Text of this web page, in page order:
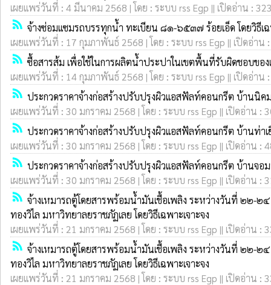
เผยแพร่วันที่ : 4 มีนาคม 2568 | โดย : ระบบ rss Egp || เปิดอ่าน :
rss_feed จ้างซ่อมแซมรถบรรทุกน้ำ ทะเบียน ๘๑-๖๕๓๗ ร้อยเอ็ด โดยวิธีเฉ
เผยแพร่วันที่ : 17 กุมภาพันธ์ 2568 | โดย : ระบบ rss Egp || เปิดอ่าน
rss_feed ซื้อสารส้ม เพื่อใช้ในการผลิตน้ำประปาในเขตพื้นที่รับผิดชอบของ
เผยแพร่วันที่ : 14 กุมภาพันธ์ 2568 | โดย : ระบบ rss Egp || เปิดอ่าน
rss_feed ประกวดราคาจ้างก่อสร้างปรับปรุงผิวแอสฟัลท์คอนกรีต บ้านนิ
เผยแพร่วันที่ : 30 มกราคม 2568 | โดย : ระบบ rss Egp || เปิดอ่าน :
rss_feed ประกวดราคาจ้างก่อสร้างปรับปรุงผิวแอสฟัลท์คอนกรีต บ้านท่า
เผยแพร่วันที่ : 30 มกราคม 2568 | โดย : ระบบ rss Egp || เปิดอ่าน :
rss_feed ประกวดราคาจ้างก่อสร้างปรับปรุงผิวแอสฟัลท์คอนกรีต บ้านจ
เผยแพร่วันที่ : 30 มกราคม 2568 | โดย : ระบบ rss Egp || เปิดอ่าน :
rss_feed จ้างเหมารถตู้โดยสารพร้อมน้ำมันเชื้อเพลิง ระหว่างวันที่ ๒๒
ทองวิไล มหาวิทยาลยราชภัฏเลย โดยวิธีเฉพาะเจาะจง
เผยแพร่วันที่ : 21 มกราคม 2568 | โดย : ระบบ rss Egp || เปิดอ่าน :
rss_feed จ้างเหมารถตู้โดยสารพร้อมน้ำมันเชื้อเพลิง ระหว่างวันที่ ๒๒
ทองวิไล มหาวิทยาลยราชภัฏเลย โดยวิธีเฉพาะเจาะจง
เผยแพร่วันที่ : 21 มกราคม 2568 | โดย : ระบบ rss Egp || เปิดอ่าน :